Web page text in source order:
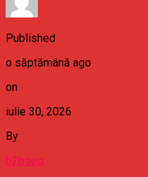
Published
o săptămână ago
on
iulie 30, 2026
By
b2bseo